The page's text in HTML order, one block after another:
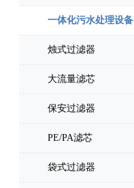
一体化污水处理设备
烛式过滤器
大流量滤芯
保安过滤器
PE/PA滤芯
袋式过滤器